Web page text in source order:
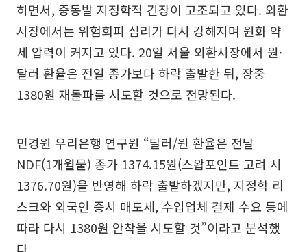
히면서, 중동발 지정학적 긴장이 고조되고 있다. 외환
시장에서는 위험회피 심리가 다시 강해지며 원화 약
세 압력이 커지고 있다. 20일 서울 외환시장에서 원·
달러 환율은 전일 종가보다 하락 출발한 뒤, 장중
1380원 재돌파를 시도할 것으로 전망된다.
민경원 우리은행 연구원 “달러/원 환율은 전날
NDF(1개월물) 종가 1374.15원(스왑포인트 고려 시
1376.70원)을 반영해 하락 출발하겠지만, 지정학 리
스크와 외국인 증시 매도세, 수입업체 결제 수요 등에
따라 다시 1380원 안착을 시도할 것”이라고 분석했